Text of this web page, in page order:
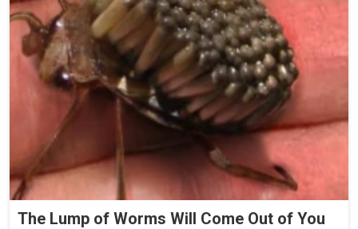
The Lump of Worms Will Come Out of You